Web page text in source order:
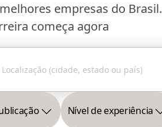
empresas do Brasil.
começa agora
Nível de experiência